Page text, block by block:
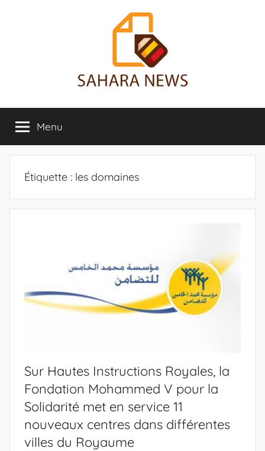
Sahara
News
sur
le
Sahara
révélée
Menu
Étiquette : les domaines
Sur Hautes Instructions Royales, la
Fondation Mohammed V pour la
Solidarité met en service 11
nouveaux centres dans différentes
villes du Royaume